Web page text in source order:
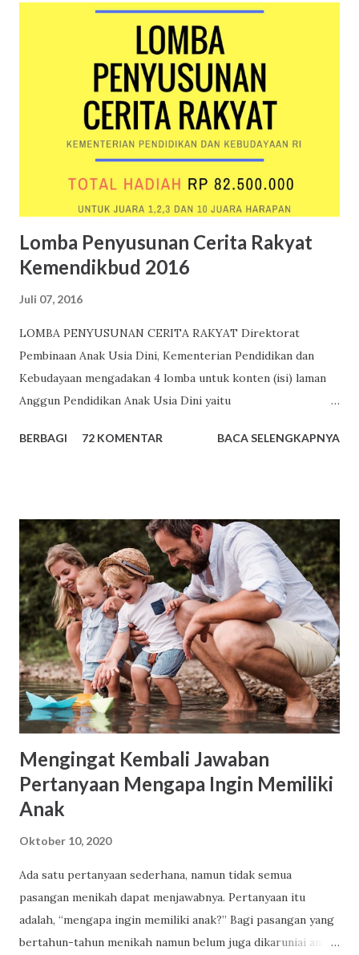
dibuat oleh bagian administrasi sekolah, ditandatangani
kepala sekolah dan dibubuhi cap. Berikut ini merupakan
contoh surat keterangan siswa yang belum ditandatangani
kepala sekolah dan dibubuhi cap. Contoh surat
keterangan siswa yang belum dibubuhi cap sekolah dan
tanda tangan kepala sekolah Nomor Induk Siswa Nasional
unik yang diberikan secara acak kepada setiap siswa di
Lomba Penyusunan Cerita Rakyat
Kemendikbud 2016
Juli 07, 2016
LOMBA PENYUSUNAN CERITA RAKYAT Direktorat
Pembinaan Anak Usia Dini, Kementerian Pendidikan dan
Kebudayaan mengadakan 4 lomba untuk konten (isi) laman
Anggun Pendidikan Anak Usia Dini yaitu
http://www.paud.kemdikbud.go.id . Salah satu lomba
Usia Dini” Ketentuan Lomba Penyusunan Cerita Rakyat
Cerita rakyat fokus pada pengembangan Nilai Agama dan
Moral dan Bahasa. Sasaran pengguna cerita rakyat adalah
Guru PAUD, Pengelola PAUD. Cerita rakyat dapat
berbentuk; (1) Fable (cerita binatang) (2) Legenda (asal-
usul terjadinya suatu tempat) (3) Sage (unsur sebuah
sejarah) (4) Epos (kepahlawanan) (5) Cerita jenaka. Cerita
disampaikan dalam bahasa Indonesia yang baik dan benar.
Panjang naskah berad...
BERBAGI 72 KOMENTAR BACA SELENGKAPNYA
Mengingat Kembali Jawaban
Pertanyaan Mengapa Ingin Memiliki
Anak
Oktober 10, 2020
Ada satu pertanyaan sederhana, namun tidak semua
pasangan menikah dapat menjawabnya. Pertanyaan itu
adalah, “mengapa ingin memiliki anak?” Bagi pasangan yang
bertahun-tahun menikah namun belum juga dikaruniai anak,